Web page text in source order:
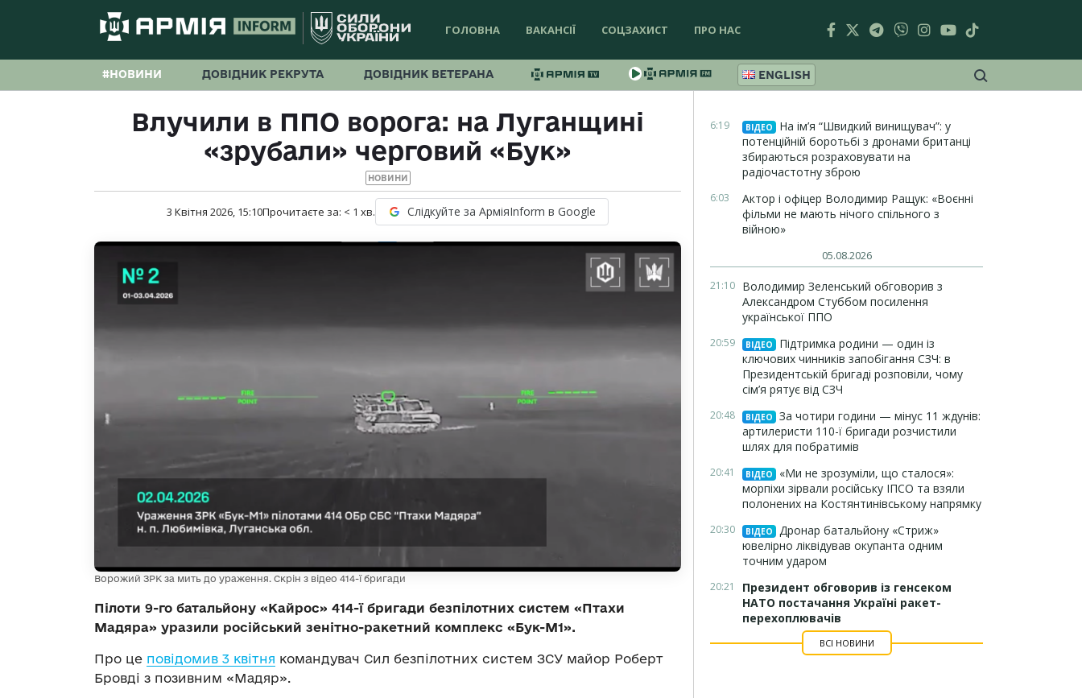
ГОЛОВНА ВАКАНСІЇ СОЦЗАХИСТ ПРО НАС
#НОВИНИ ДОВІДНИК РЕКРУТА ДОВІДНИК ВЕТЕРАНА ENGLISH
Влучили в ППО ворога: на Луганщині
«зрубали» черговий «Бук»
НОВИНИ
3 Квітня 2026, 15:10Прочитаєте за: < 1 хв. Слідкуйте за АрміяInform в Google
Ворожий ЗРК за мить до ураження. Скрін з відео 414-ї бригади
Пілоти 9-го батальйону «Кайрос» 414-ї бригади безпілотних систем «Птахи
Мадяра» уразили російський зенітно-ракетний комплекс «Бук-М1».
Про це повідомив 3 квітня командувач Сил безпілотних систем ЗСУ майор Роберт
Бровді з позивним «Мадяр».
6:19 ВІДЕО
На ім’я “Швидкий винищувач”: у
потенційній боротьбі з дронами британці
збираються розраховувати на
радіочастотну зброю
6:03
Актор і офіцер Володимир Ращук: «Воєнні
фільми не мають нічого спільного з
війною»
05.08.2026
21:10 Володимир Зеленський обговорив з
Александром Стуббом посилення
української ППО
20:59 ВІДЕО
Підтримка родини — один із
ключових чинників запобігання СЗЧ: в
Президентській бригаді розповіли, чому
сім’я рятує від СЗЧ
20:48 ВІДЕО
За чотири години — мінус 11 ждунів:
артилеристи 110-ї бригади розчистили
шлях для побратимів
20:41 ВІДЕО
«Ми не зрозуміли, що сталося»:
морпіхи зірвали російську ІПСО та взяли
полонених на Костянтинівському напрямку
20:30 ВІДЕО
Дронар батальйону «Стриж»
ювелірно ліквідував окупанта одним
точним ударом
20:21
Президент обговорив із генсеком
НАТО постачання Україні ракет-
перехоплювачів
ВСІ НОВИНИ